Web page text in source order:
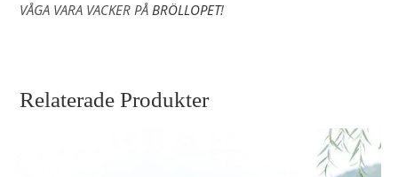
VÅGA VARA VACKER PÅBRÖLLOPET!
Relaterade Produkter